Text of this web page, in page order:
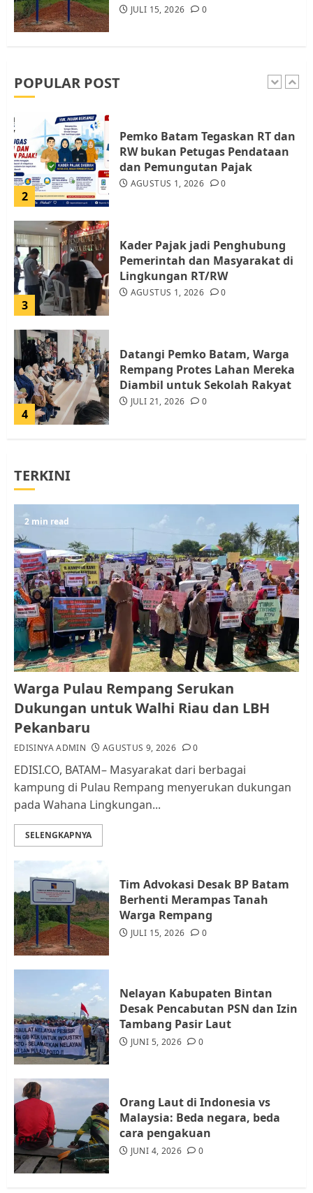
JULI 15, 2026 0
POPULAR POST
1
2
Pemko Batam Tegaskan RT dan
RW bukan Petugas Pendataan
dan Pemungutan Pajak
AGUSTUS 1, 2026 0
3
Kader Pajak jadi Penghubung
Pemerintah dan Masyarakat di
Lingkungan RT/RW
AGUSTUS 1, 2026 0
4
Datangi Pemko Batam, Warga
Rempang Protes Lahan Mereka
Diambil untuk Sekolah Rakyat
JULI 21, 2026 0
5
Resahkan Warga
JULI 17, 2026 0
1
Warga Pulau Rempang Serukan
Dukungan untuk Walhi Riau
dan LBH Pekanbaru
AGUSTUS 9, 2026 0
2
Pemko Batam Tegaskan RT dan
RW bukan Petugas Pendataan
dan Pemungutan Pajak
3
Kader Pajak jadi Penghubung
Pemerintah dan Masyarakat di
4
Datangi Pemko Batam, Warga
Rempang Protes Lahan Mereka
Diambil untuk Sekolah Rakyat
5
Warga Rempang Ajukan
Audiensi dengan Wali Kota
Batam, Soroti Aktivitas yang
Resahkan Warga
TERKINI
2 min read
Warga Pulau Rempang Serukan
Dukungan untuk Walhi Riau dan LBH
Pekanbaru
EDISINYA ADMIN AGUSTUS 9, 2026 0
EDISI.CO, BATAM– Masyarakat dari berbagai
kampung di Pulau Rempang menyerukan dukungan
pada Wahana Lingkungan...
SELENGKAPNYA
Tim Advokasi Desak BP Batam
Berhenti Merampas Tanah
Warga Rempang
JULI 15, 2026 0
Nelayan Kabupaten Bintan
Desak Pencabutan PSN dan Izin
Tambang Pasir Laut
JUNI 5, 2026 0
Orang Laut di Indonesia vs
Malaysia: Beda negara, beda
cara pengakuan
JUNI 4, 2026 0